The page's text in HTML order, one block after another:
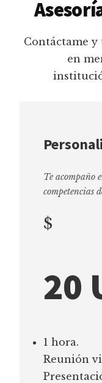
Contáctame y
en
Te acompaño
competencias
$
20
1 hora.
Reunión